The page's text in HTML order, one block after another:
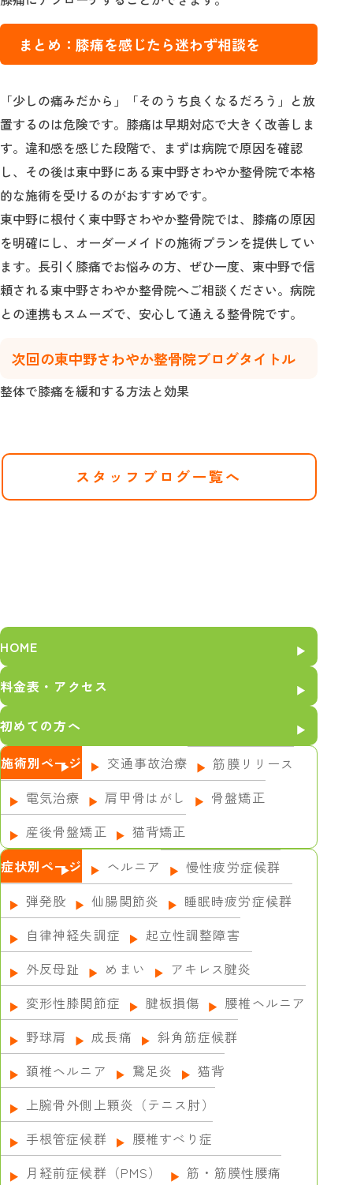
まとめ：膝痛を感じたら迷わず相談を
「少しの痛みだから」「そのうち良くなるだろう」と放
置するのは危険です。膝痛は早期対応で大きく改善しま
す。違和感を感じた段階で、まずは病院で原因を確認
し、その後は東中野にある東中野さわやか整骨院で本格
的な施術を受けるのがおすすめです。
東中野に根付く東中野さわやか整骨院では、膝痛の原因
を明確にし、オーダーメイドの施術プランを提供してい
ます。長引く膝痛でお悩みの方、ぜひ一度、東中野で信
頼される東中野さわやか整骨院へご相談ください。病院
との連携もスムーズで、安心して通える整骨院です。
次回の東中野さわやか整骨院ブログタイトル
整体で膝痛を緩和する方法と効果
スタッフブログ一覧へ
HOME
料金表・アクセス
初めての方へ
施術別ページ
交通事故治療
筋膜リリース
電気治療
肩甲骨はがし
骨盤矯正
産後骨盤矯正
猫背矯正
症状別ページ
ヘルニア
慢性疲労症候群
弾発股
仙腸関節炎
睡眠時疲労症候群
自律神経失調症
起立性調整障害
外反母趾
めまい
アキレス腱炎
変形性膝関節症
腱板損傷
腰椎ヘルニア
野球肩
成長痛
斜角筋症候群
頚椎ヘルニア
鵞足炎
猫背
上腕骨外側上顆炎（テニス肘）
手根管症候群
腰椎すべり症
月経前症候群（PMS）
筋・筋膜性腰痛